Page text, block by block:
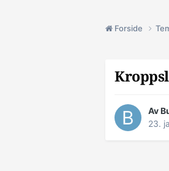
Forside
Av
23.